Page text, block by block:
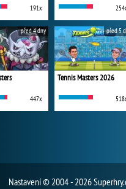
191x
447x
před 4 dny
Tennis Masters 2026
před 5
Nastavení© 2004 - 2026